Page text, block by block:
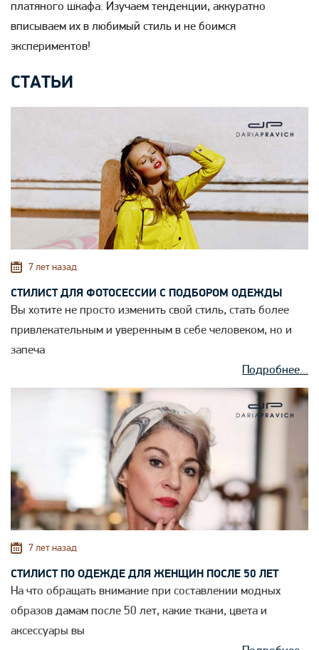
платяного шкафа. Изучаем тенденции, аккуратно
вписываем их в любимый стиль и не боимся
экспериментов!
СТАТЬИ
7 лет назад
СТИЛИСТ ДЛЯ ФОТОСЕССИИ С ПОДБОРОМ ОДЕЖДЫ
Вы хотите не просто изменить свой стиль, стать более
привлекательным и уверенным в себе человеком, но и
запеча
Подробнее...
7 лет назад
СТИЛИСТ ПО ОДЕЖДЕ ДЛЯ ЖЕНЩИН ПОСЛЕ 50 ЛЕТ
На что обращать внимание при составлении модных
образов дамам после 50 лет, какие ткани, цвета и
аксессуары вы